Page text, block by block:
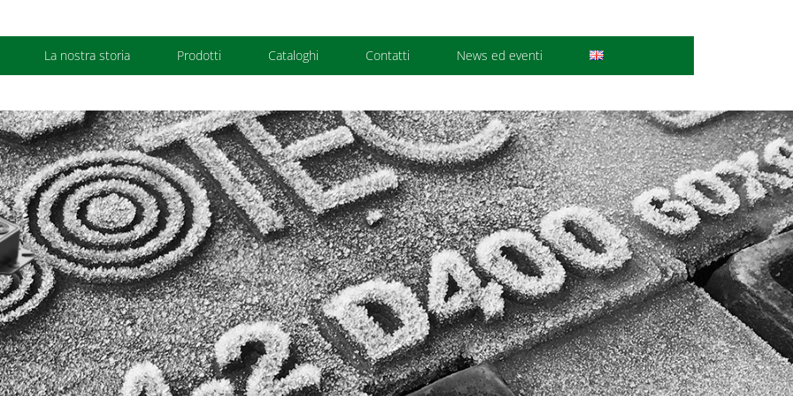
La nostra storia Prodotti Cataloghi Contatti News ed eventi